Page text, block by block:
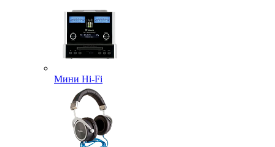
Мини Hi-Fi